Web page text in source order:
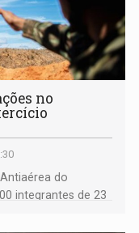
no
do
integrantes de 23